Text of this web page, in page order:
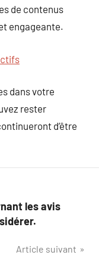
de contenus
engageante.
dans votre
rester
d’être
les avis
Article suivant